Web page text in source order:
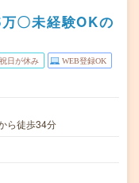
〇未経験OKの
日が休み WEB登録OK
ら徒歩34分